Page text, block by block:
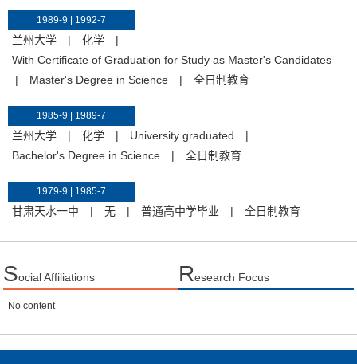
1989-9 | 1992-7
兰州大学 | 化学
|
With Certificate of Graduation for Study as Master's Candidates
|
Master's Degree in Science | 全日制教育
1985-9 | 1989-7
兰州大学 | 化学 | University graduated
|
Bachelor's Degree in Science
| 全日制教育
1979-9 | 1985-7
甘肃天水一中 | 无 | 普通高中学毕业 | 全日制教育
Social Affiliations Research Focus
No content